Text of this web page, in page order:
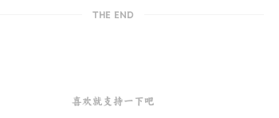
THE END
喜欢就支持一下吧